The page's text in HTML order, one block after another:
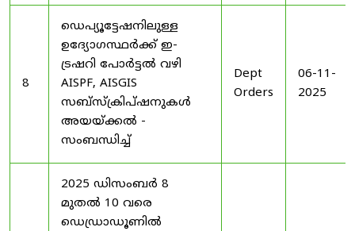
8
ഡെപ്യൂട്ടേഷനിലുള്ള
ഉദ്യോഗസ്ഥർക്ക് ഇ-
ട്രഷറി പോർട്ടൽ വഴി
AISPF, AISGIS
സബ്‌സ്‌ക്രിപ്‌ഷനുകൾ
അയയ്ക്കൽ -
സംബന്ധിച്ച്
Dept
Orders
06-11-
2025
2025 ഡിസംബർ 8
മുതൽ 10 വരെ
ഡെഡ്രാഡൂണിൽ